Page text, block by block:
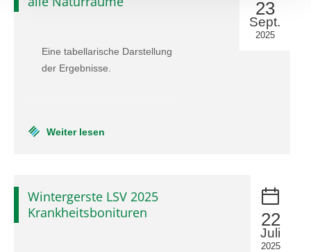
Eine tabellarische Darstellung
der Ergebnisse.
Weiter lesen
23
Sept.
2025
Wintergerste LSV 2025
Krankheitsbonituren
22
Juli
2025